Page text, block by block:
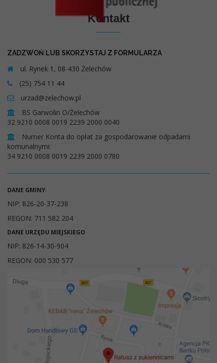
Kontakt
ZADZWOŃ LUB SKORZYSTAJ Z FORMULARZA
ul. Rynek 1, 08-430 Żelechów
(25) 754 11 44
urzad@zelechow.pl
BS Garwolin O/Żelechów
32 9210 0008 0019 2239 2000 0040
Numer Konta do opłat za gospodarowanie odpadami
komunalnymi:
34 9210 0008 0019 2239 2000 0780
DANE GMINY
NIP: 826-20-37-238
REGON: 711 582 204
DANE URZĘDU MIEJSKIEGO
NIP: 826-14-30-904
REGON: 000 530 577